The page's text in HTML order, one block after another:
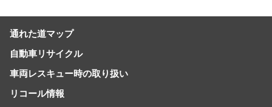
通れた道マップ
自動車リサイクル
車両レスキュー時の取り扱い
リコール情報